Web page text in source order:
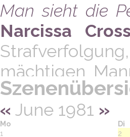
Man sieht die
Narcissa Cross
mächtigen
perfekte
Jährigedoch
Annullierung
« June 1981 »
Mo Di
1
2